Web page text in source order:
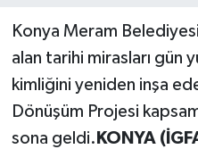
Konya Meram
alan tarihi mirasları gün
kimliğini yeniden inşa
Dönüşüm Projesi
sona geldi. KONYA